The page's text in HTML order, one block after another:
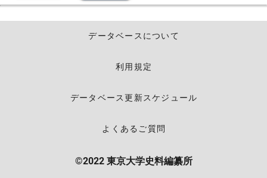
データベースについて
利用規定
データベース更新スケジュール
よくあるご質問
©2022 東京大学史料編纂所